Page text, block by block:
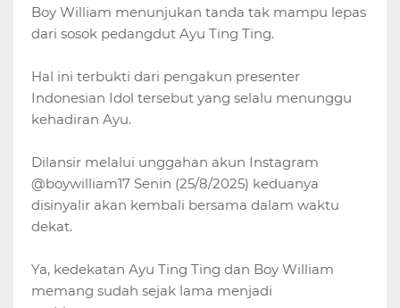
Boy William menunjukan tanda tak mampu lepas
dari sosok pedangdut Ayu Ting Ting.
Hal ini terbukti dari pengakun presenter
Indonesian Idol tersebut yang selalu menunggu
kehadiran Ayu.
Dilansir melalui unggahan akun Instagram
@boywilliam17 Senin (25/8/2025) keduanya
disinyalir akan kembali bersama dalam waktu
dekat.
Ya, kedekatan Ayu Ting Ting dan Boy William
memang sudah sejak lama menjadi